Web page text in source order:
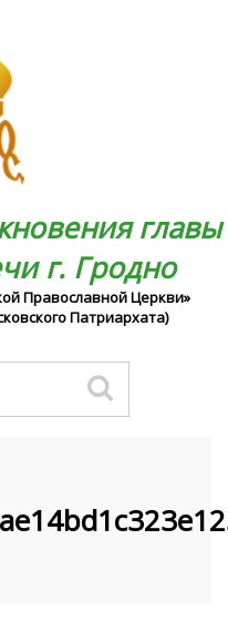
главы
г. Гродно
Православной Церкви»
Патриархата)